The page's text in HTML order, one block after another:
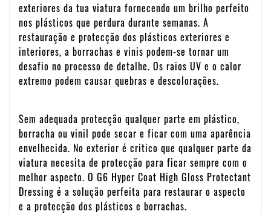
exteriores da tua viatura fornecendo um brilho perfeito
nos plásticos que perdura durante semanas. A
restauração e protecção dos plásticos exteriores e
interiores, a borrachas e vinis podem-se tornar um
desafio no processo de detalhe. Os raios UV e o calor
extremo podem causar quebras e descolorações.
Sem adequada protecção qualquer parte em plástico,
borracha ou vinil pode secar e ficar com uma aparência
envelhecida. No exterior é critico que qualquer parte da
viatura necesita de protecção para ficar sempre com o
melhor aspecto. O G6 Hyper Coat High Gloss Protectant
Dressing é a solução perfeita para restaurar o aspecto
e a protecção dos plásticos e borrachas.